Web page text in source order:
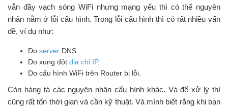
vẫn đầy vạch sóng WiFi nhưng mạng yếu thì có thể nguyên
nhân nằm ở lỗi cấu hình. Trong lỗi cấu hình thì có rất nhiều vấn
đề, ví dụ như:
Do server DNS.
Do xung đột địa chỉ IP.
Do cấu hình WiFi trên Router bị lỗi.
Còn hàng tá các nguyên nhân cấu hình khác. Và để xử lý thì
cũng rất tốn thời gian và cần kỹ thuật. Và mình biết rằng khi bạn